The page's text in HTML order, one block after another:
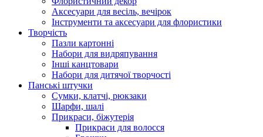
Аксесуари для весіль, вечірок
Інструменти та аксесуари для флористики
Творчість
Пазли картонні
Набори для видряпування
Інші канцтовари
Набори для дитячої творчості
Панські штучки
Сумки, клатчі, рюкзаки
Шарфи, шалі
Прикраси, біжутерія
Прикраси для волосся